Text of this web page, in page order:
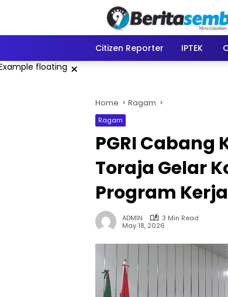
Citizen Reporter IPTEK
×
Home Ragam
Ragam
PGRI Cabang
Toraja Gelar
Program
ADMIN
3 Min Read
May 18, 2026